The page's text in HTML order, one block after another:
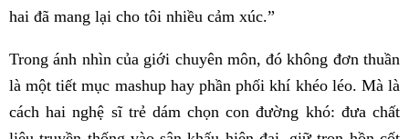
hai đã mang lại cho tôi nhiều cảm xúc.”
Trong ánh nhìn của giới chuyên môn, đó không đơn thuần
là một tiết mục mashup hay phần phối khí khéo léo. Mà là
cách hai nghệ sĩ trẻ dám chọn con đường khó: đưa chất